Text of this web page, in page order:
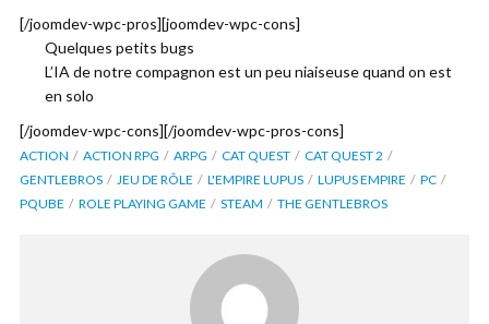
[/joomdev-wpc-pros][joomdev-wpc-cons]
Quelques petits bugs
L’IA de notre compagnon est un peu niaiseuse quand on est
en solo
[/joomdev-wpc-cons][/joomdev-wpc-pros-cons]
ACTION ACTION RPG ARPG CAT QUEST
CAT QUEST 2
GENTLEBROS
JEU DE RÔLE L'EMPIRE LUPUS LUPUS EMPIRE
PC
PQUBE
ROLE PLAYING GAME STEAM THE GENTLEBROS